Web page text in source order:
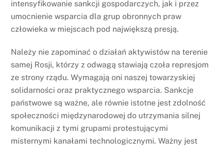
intensyfikowanie sankcji gospodarczych, jak i przez
umocnienie wsparcia dla grup obronnych praw
człowieka w miejscach pod największą presją.
Należy nie zapominać o działań aktywistów na terenie
samej Rosji, którzy z odwagą stawiają czoła represjom
ze strony rządu. Wymagają oni naszej towarzyskiej
solidarności oraz praktycznego wsparcia. Sankcje
państwowe są ważne, ale równie istotne jest zdolność
społeczności międzynarodowej do utrzymania silnej
komunikacji z tymi grupami protestującymi
misternymi kanałami technologicznymi. Ważny jest